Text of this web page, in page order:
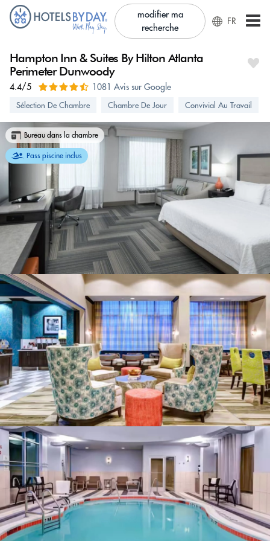
modifier ma
recherche
FR
Hampton Inn & Suites By Hilton Atlanta
Perimeter Dunwoody
4.4/5 1081 Avis sur Google
Sélection De Chambre Chambre De Jour Convivial Au Travail
Bureau dans la chambre
Pass piscine inclus